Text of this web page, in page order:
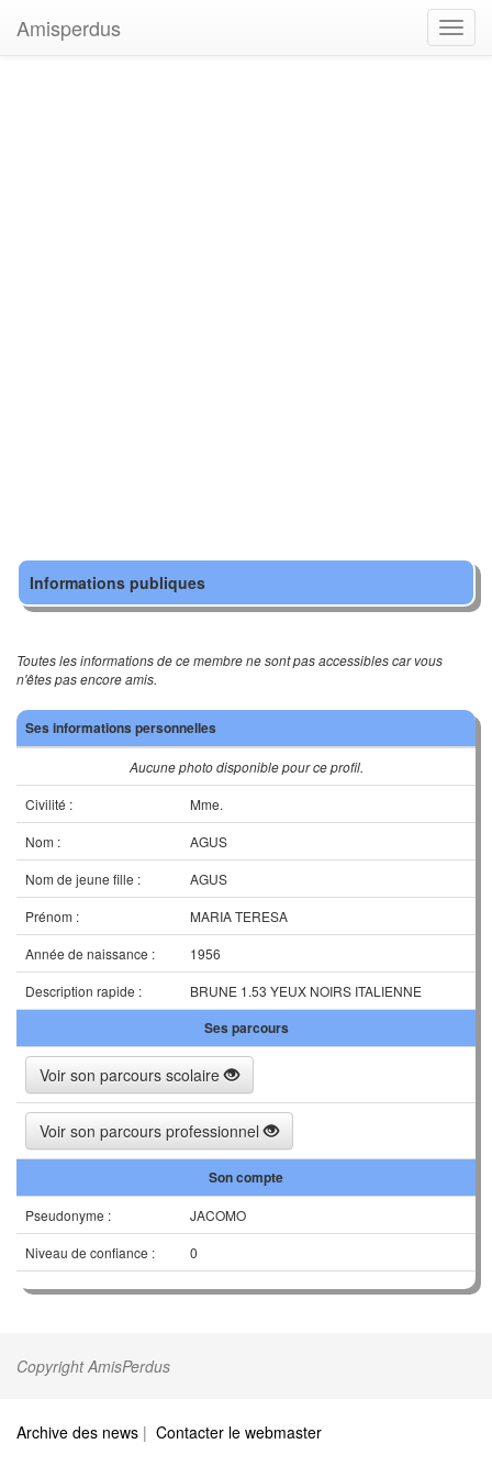
Amisperdus
Informations publiques
Toutes les informations de ce membre ne sont pas accessibles car vous
n'êtes pas encore amis.
Ses informations personnelles
Aucune photo disponible pour ce profil.
Civilité :
Mme.
Nom :
AGUS
Nom de jeune fille :
AGUS
Prénom :
MARIA TERESA
Année de naissance :
1956
Description rapide :
BRUNE 1.53 YEUX NOIRS ITALIENNE
Ses parcours
Voir son parcours scolaire
Voir son parcours professionnel
Son compte
Pseudonyme :
JACOMO
Niveau de confiance :
0
Copyright AmisPerdus
Archive des news | Contacter le webmaster